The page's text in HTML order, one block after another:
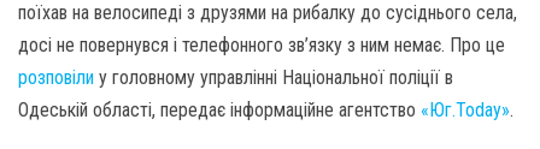
поїхав на велосипеді з друзями на рибалку до сусіднього села,
досі не повернувся і телефонного зв’язку з ним немає. Про це
розповіли у головному управлінні Національної поліції в
Одеській області, передає інформаційне агентство «Юг.Today».